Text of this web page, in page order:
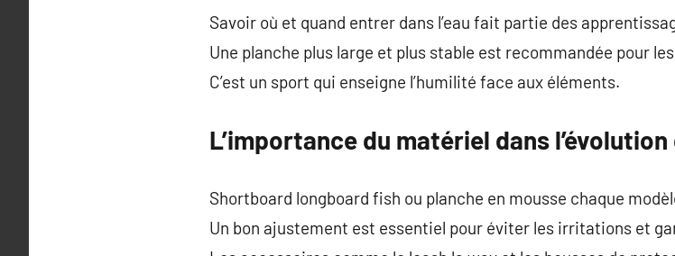
Savoir où et quand entrer dans l’eau fait partie des
Une planche plus large et plus stable est recommandée pour
C’est un sport qui enseigne l’humilité face aux éléments.
L’importance du matériel dans
Shortboard longboard fish ou planche en mousse chaque
Un bon ajustement est essentiel pour éviter les irritations et